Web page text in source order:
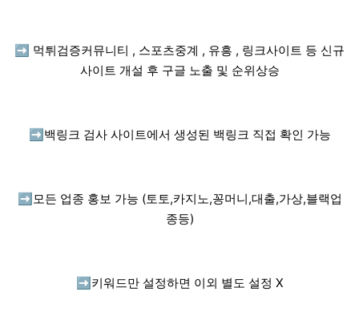
➡️ 먹튀검증커뮤니티 , 스포츠중계 , 유흥 , 링크사이트 등 신규
사이트 개설 후 구글 노출 및 순위상승
➡️ 백링크 검사 사이트에서 생성된 백링크 직접 확인 가능
➡️ 모든 업종 홍보 가능 (토토,카지노,꽁머니,대출,가상,블랙업
종등)
➡️ 키워드만 설정하면 이외 별도 설정 X